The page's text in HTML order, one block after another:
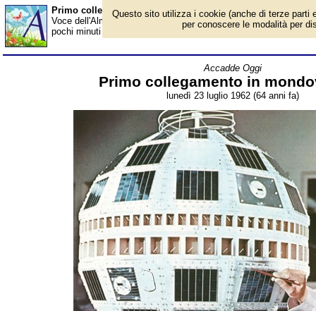
Primo collegamento in mondovisione - Almanacco
Voce dell'Almanacco del 23 luglio, per la rubrica 'Accadde
pochi minuti ciascuno di noi potrà partecipare, come testimone
Accadde Oggi
Primo collegamento in
lunedì 23 luglio 1962 (64 anni fa)
Questo sito utilizza i cookie (anche di terze parti
per conoscere le modalità per